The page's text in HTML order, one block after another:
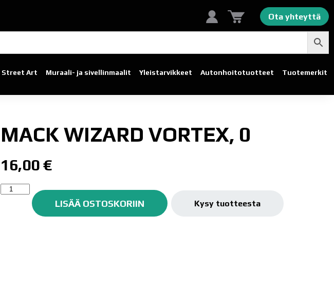
Ota yhteyttä
Street Art Muraali- ja sivellinmaalit Yleistarvikkeet Autonhoito­tuotteet Tuotemerkit
MACK WIZARD VORTEX, 0
16,00€
Mack
LISÄÄ OSTOSKORIIN Kysy tuotteesta